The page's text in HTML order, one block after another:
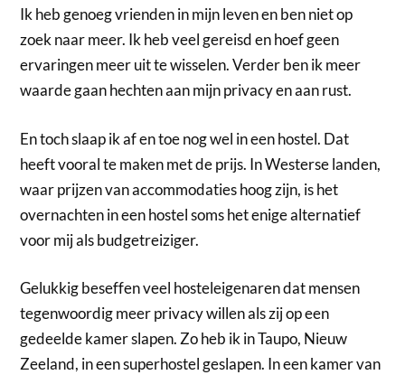
Ik heb genoeg vrienden in mijn leven en ben niet op
zoek naar meer. Ik heb veel gereisd en hoef geen
ervaringen meer uit te wisselen. Verder ben ik meer
waarde gaan hechten aan mijn privacy en aan rust.
En toch slaap ik af en toe nog wel in een hostel. Dat
heeft vooral te maken met de prijs. In Westerse landen,
waar prijzen van accommodaties hoog zijn, is het
overnachten in een hostel soms het enige alternatief
voor mij als budgetreiziger.
Gelukkig beseffen veel hosteleigenaren dat mensen
tegenwoordig meer privacy willen als zij op een
gedeelde kamer slapen. Zo heb ik in Taupo, Nieuw
Zeeland, in een superhostel geslapen. In een kamer van